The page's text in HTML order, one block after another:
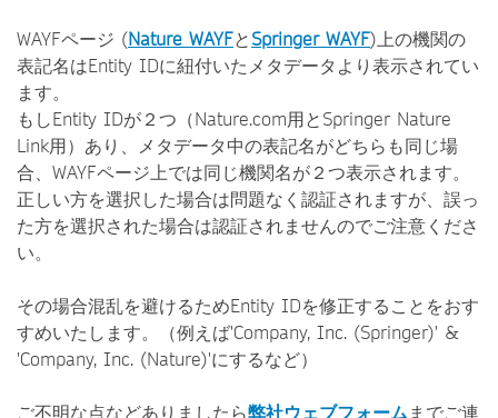
WAYFページ (Nature WAYFとSpringer WAYF)上の機関の
表記名はEntity IDに紐付いたメタデータより表示されてい
ます。
もしEntity IDが２つ（Nature.com用とSpringer Nature
Link用）あり、メタデータ中の表記名がどちらも同じ場
合、WAYFページ上では同じ機関名が２つ表示されます。
正しい方を選択した場合は問題なく認証されますが、誤っ
た方を選択された場合は認証されませんのでご注意くださ
い。
その場合混乱を避けるためEntity IDを修正することをおす
すめいたします。（例えば'Company, Inc. (Springer)' &
'Company, Inc. (Nature)'にするなど）